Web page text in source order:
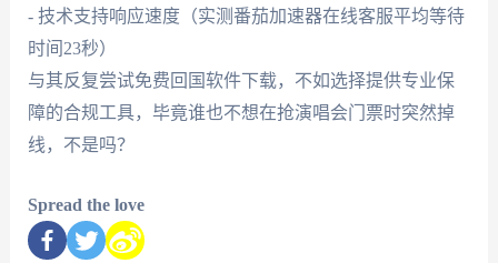
- 技术支持响应速度（实测番茄加速器在线客服平均等待
时间23秒）
与其反复尝试免费回国软件下载，不如选择提供专业保
障的合规工具，毕竟谁也不想在抢演唱会门票时突然掉
线，不是吗？
Spread the love